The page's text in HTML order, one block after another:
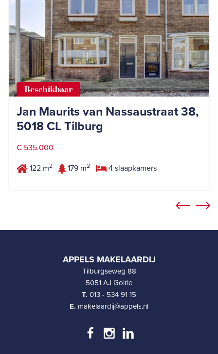
Beschikbaar
Jan Maurits van Nassaustraat 38,
5018 CL Tilburg
€ 535.000
122 m2 179 m2 4 slaapkamers
APPELS MAKELAARDIJ
Tilburgseweg 88
5051 AJ Goirle
T. 013 - 534 91 15
E. makelaardij@appels.nl